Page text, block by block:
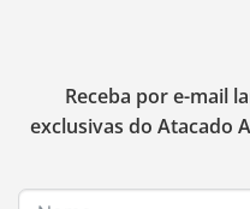
Receba por e-mail
exclusivas do Atacado